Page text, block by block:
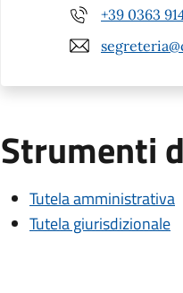
+39 0363
Strumenti
Tutela amministrativa
Tutela giurisdizionale